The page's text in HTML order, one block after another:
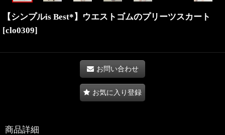
【シンプルis Best*】ウエストゴムのプリーツスカート
[clo0309]
お問い合わせ
お気に入り登録
商品詳細